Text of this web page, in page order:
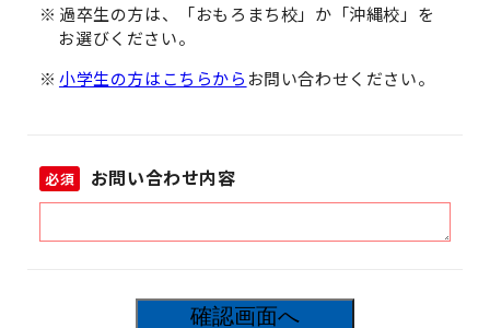
過卒生の方は、「おもろまち校」か「沖縄校」を
お選びください。
小学生の方はこちらから お問い合わせください。
必須 お問い合わせ内容
箇所の入力項目に不備があります。